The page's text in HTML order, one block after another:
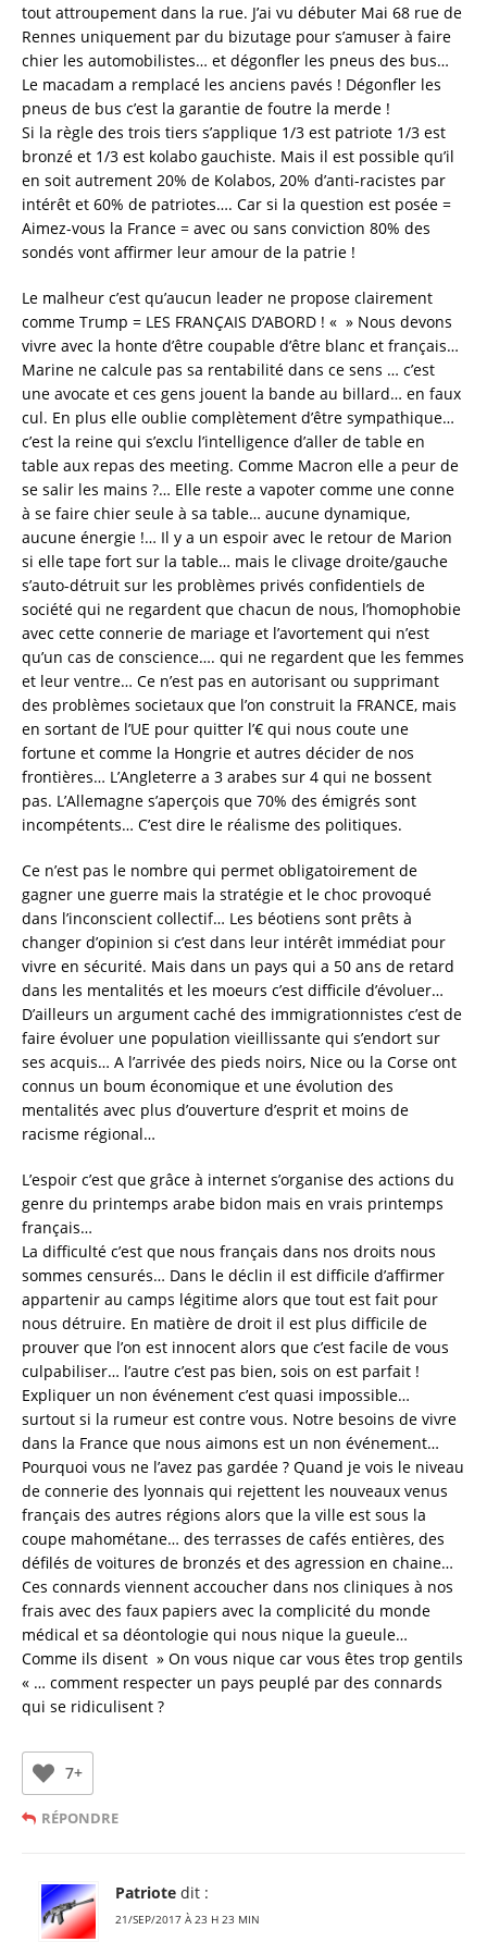
tout attroupement dans la rue. J’ai vu débuter Mai 68 rue de
Rennes uniquement par du bizutage pour s’amuser à faire
chier les automobilistes… et dégonfler les pneus des bus…
Le macadam a remplacé les anciens pavés ! Dégonfler les
pneus de bus c’est la garantie de foutre la merde !
Si la règle des trois tiers s’applique 1/3 est patriote 1/3 est
bronzé et 1/3 est kolabo gauchiste. Mais il est possible qu’il
en soit autrement 20% de Kolabos, 20% d’anti-racistes par
intérêt et 60% de patriotes…. Car si la question est posée =
Aimez-vous la France = avec ou sans conviction 80% des
sondés vont affirmer leur amour de la patrie !
Le malheur c’est qu’aucun leader ne propose clairement
comme Trump = LES FRANÇAIS D’ABORD ! « » Nous devons
vivre avec la honte d’être coupable d’être blanc et français…
Marine ne calcule pas sa rentabilité dans ce sens … c’est
une avocate et ces gens jouent la bande au billard… en faux
cul. En plus elle oublie complètement d’être sympathique…
c’est la reine qui s’exclu l’intelligence d’aller de table en
table aux repas des meeting. Comme Macron elle a peur de
se salir les mains ?… Elle reste a vapoter comme une conne
à se faire chier seule à sa table… aucune dynamique,
aucune énergie !… Il y a un espoir avec le retour de Marion
si elle tape fort sur la table… mais le clivage droite/gauche
s’auto-détruit sur les problèmes privés confidentiels de
société qui ne regardent que chacun de nous, l’homophobie
avec cette connerie de mariage et l’avortement qui n’est
qu’un cas de conscience…. qui ne regardent que les femmes
et leur ventre… Ce n’est pas en autorisant ou supprimant
des problèmes societaux que l’on construit la FRANCE, mais
en sortant de l’UE pour quitter l’€ qui nous coute une
fortune et comme la Hongrie et autres décider de nos
frontières… L’Angleterre a 3 arabes sur 4 qui ne bossent
pas. L’Allemagne s’aperçois que 70% des émigrés sont
incompétents… C’est dire le réalisme des politiques.
Ce n’est pas le nombre qui permet obligatoirement de
gagner une guerre mais la stratégie et le choc provoqué
dans l’inconscient collectif… Les béotiens sont prêts à
changer d’opinion si c’est dans leur intérêt immédiat pour
vivre en sécurité. Mais dans un pays qui a 50 ans de retard
dans les mentalités et les moeurs c’est difficile d’évoluer…
D’ailleurs un argument caché des immigrationnistes c’est de
faire évoluer une population vieillissante qui s’endort sur
ses acquis… A l’arrivée des pieds noirs, Nice ou la Corse ont
connus un boum économique et une évolution des
mentalités avec plus d’ouverture d’esprit et moins de
racisme régional…
L’espoir c’est que grâce à internet s’organise des actions du
genre du printemps arabe bidon mais en vrais printemps
français…
La difficulté c’est que nous français dans nos droits nous
sommes censurés… Dans le déclin il est difficile d’affirmer
appartenir au camps légitime alors que tout est fait pour
nous détruire. En matière de droit il est plus difficile de
prouver que l’on est innocent alors que c’est facile de vous
culpabiliser… l’autre c’est pas bien, sois on est parfait !
Expliquer un non événement c’est quasi impossible…
surtout si la rumeur est contre vous. Notre besoins de vivre
dans la France que nous aimons est un non événement…
Pourquoi vous ne l’avez pas gardée ? Quand je vois le niveau
de connerie des lyonnais qui rejettent les nouveaux venus
français des autres régions alors que la ville est sous la
coupe mahométane… des terrasses de cafés entières, des
défilés de voitures de bronzés et des agression en chaine…
Ces connards viennent accoucher dans nos cliniques à nos
frais avec des faux papiers avec la complicité du monde
médical et sa déontologie qui nous nique la gueule…
Comme ils disent » On vous nique car vous êtes trop gentils
« … comment respecter un pays peuplé par des connards
qui se ridiculisent ?
7+
RÉPONDRE
Patriote dit :
21/SEP/2017 À 23 H 23 MIN